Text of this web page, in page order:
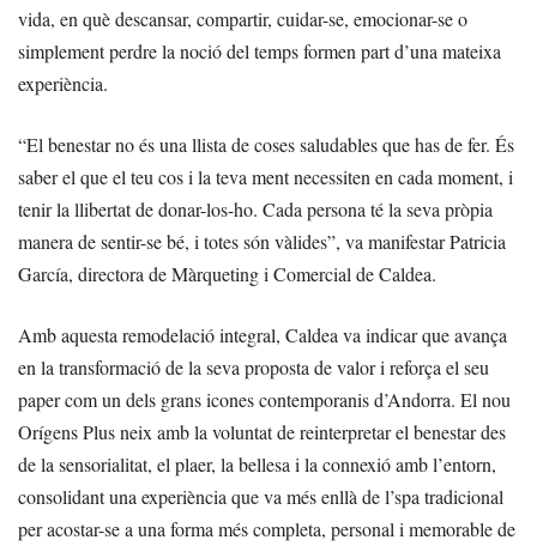
vida, en què descansar, compartir, cuidar-se, emocionar-se o
simplement perdre la noció del temps formen part d’una mateixa
experiència.
“El benestar no és una llista de coses saludables que has de fer. És
saber el que el teu cos i la teva ment necessiten en cada moment, i
tenir la llibertat de donar-los-ho. Cada persona té la seva pròpia
manera de sentir-se bé, i totes són vàlides”, va manifestar Patricia
García, directora de Màrqueting i Comercial de Caldea.
Amb aquesta remodelació integral, Caldea va indicar que avança
en la transformació de la seva proposta de valor i reforça el seu
paper com un dels grans icones contemporanis d’Andorra. El nou
Orígens Plus neix amb la voluntat de reinterpretar el benestar des
de la sensorialitat, el plaer, la bellesa i la connexió amb l’entorn,
consolidant una experiència que va més enllà de l’spa tradicional
per acostar-se a una forma més completa, personal i memorable de